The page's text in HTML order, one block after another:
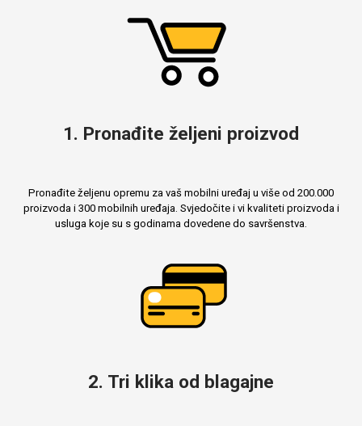
1. Pronađite željeni proizvod
Pronađite željenu opremu za vaš mobilni uređaj u više od 200.000
proizvoda i 300 mobilnih uređaja. Svjedočite i vi kvaliteti proizvoda i
usluga koje su s godinama dovedene do savršenstva.
2. Tri klika od blagajne